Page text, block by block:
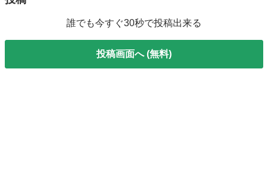
誰でも今すぐ30秒で投稿出来る
投稿画面へ (無料)